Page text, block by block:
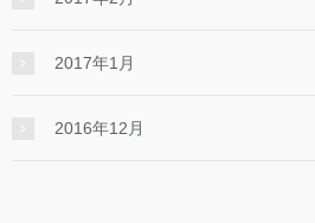
2017年1月
2016年12月